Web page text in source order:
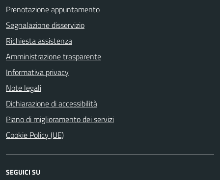
Prenotazione appuntamento
Segnalazione disservizio
Richiesta assistenza
Amministrazione trasparente
Informativa privacy
Note legali
Dichiarazione di accessibilità
Piano di miglioramento dei servizi
Cookie Policy (UE)
SEGUICI SU